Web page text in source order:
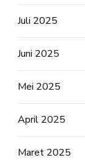
Juli 2025
Juni 2025
Mei 2025
April 2025
Maret 2025